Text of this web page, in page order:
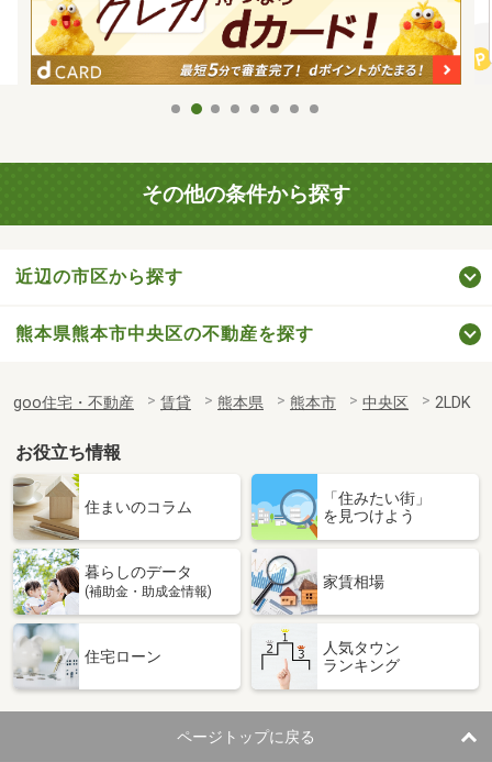
その他の条件から探す
近辺の市区から探す
熊本県熊本市中央区の不動産を探す
goo住宅・不動産 賃貸 熊本県 熊本市 中央区 2LDK
お役立ち情報
住まいのコラム
「住みたい街」
を見つけよう
暮らしのデータ
(補助金・助成金情報)
家賃相場
住宅ローン
人気タウン
ランキング
ページトップに戻る